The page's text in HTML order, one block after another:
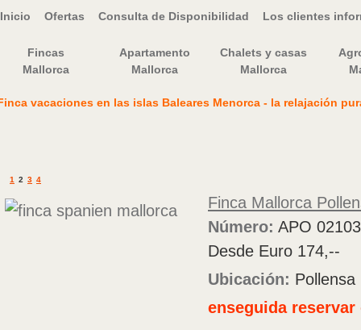
Inicio Ofertas Consulta de Disponibilidad Los clientes
Fincas
Mallorca
Apartamento
Mallorca
Chalets y casas
Mallorca
vacaciones en las islas Baleares Menorca - la relajación
1 2 3 4
Finca Mallorca
Número: APO
Desde Euro 174,--
Ubicación: Pollensa
enseguida reservar